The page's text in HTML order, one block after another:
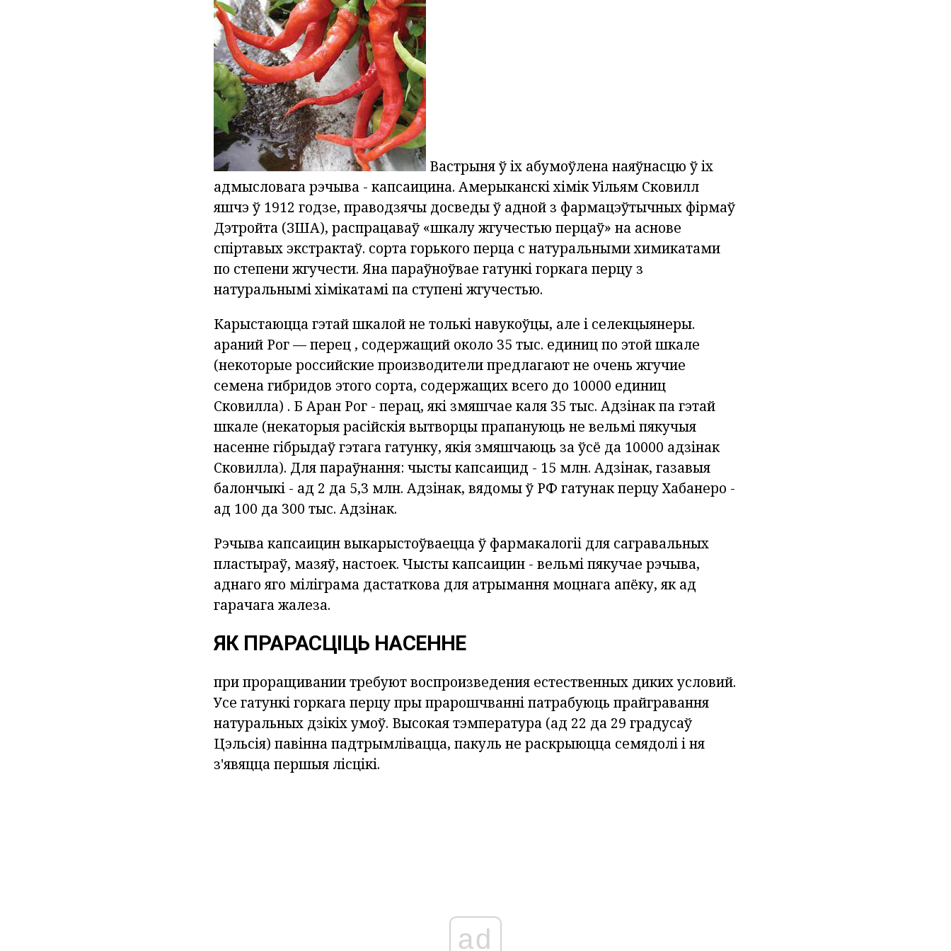
Вастрыня ў іх абумоўлена наяўнасцю ў іх
адмысловага рэчыва - капсаицина. Амерыканскі хімік Уільям Сковилл
яшчэ ў 1912 годзе, праводзячы досведы ў адной з фармацэўтычных фірмаў
Дэтройта (ЗША), распрацаваў «шкалу жгучестью перцаў» на аснове
спіртавых экстрактаў. сорта горького перца с натуральными химикатами
по степени жгучести. Яна параўноўвае гатункі горкага перцу з
натуральнымі хімікатаміпа ступені жгучестью.
Карыстаюцца гэтай шкалой не толькі навукоўцы, але і селекцыянеры.
араний Рог — перец , содержащий около 35 тыс. единиц по этой шкале
(некоторые российские производители предлагают не очень жгучие
семена гибридов этого сорта, содержащих всего до 10000 единиц
Сковилла) . Б Аран Рог - перац, які змяшчае каля 35 тыс. Адзінак па гэтай
шкале (некаторыя расійскія вытворцы прапануюць не вельмі пякучыя
насенне гібрыдаў гэтага гатунку, якія змяшчаюць за ўсё да 10000 адзінак
Сковилла). Для параўнання: чысты капсаицид - 15 млн. Адзінак, газавыя
балончыкі - ад 2 да 5,3 млн. Адзінак, вядомы ў РФ гатунак перцу Хабанеро -
ад 100 да 300 тыс. Адзінак.
Рэчыва капсаицин выкарыстоўваецца ў фармакалогіі для сагравальных
пластыраў, мазяў, настоек. Чысты капсаицин - вельмі пякучае рэчыва,
аднаго яго міліграма дастаткова для атрымання моцнага апёку, як ад
гарачага жалеза.
ЯК ПРАРАСЦІЦЬ НАСЕННЕ
при проращивании требуют воспроизведения естественных диких условий.
Усе гатункі горкага перцупры прарошчванні патрабуюць прайгравання
натуральных дзікіх умоў. Высокая тэмпература (ад 22 да 29 градусаў
Цэльсія) павінна падтрымлівацца, пакуль не раскрыюцца семядолі і ня
з'явяцца першыя лісцікі.
ad